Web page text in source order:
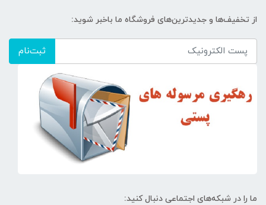
از تخفیف‌ها و جدیدترین‌های فروشگاه ما باخبر شوید:
ثبت‌نام
ما را در شبکه‌های اجتماعی دنبال کنید: